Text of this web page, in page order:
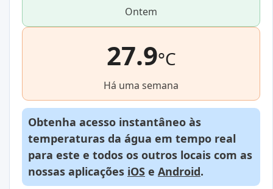
Ontem
27.9°C
Há uma semana
Obtenha acesso instantâneo às
temperaturas da água em tempo real
para este e todos os outros locais com as
nossas aplicações iOS e Android.